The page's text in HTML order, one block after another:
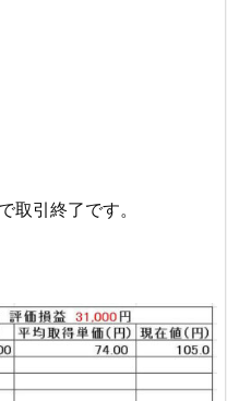
取引終了です。